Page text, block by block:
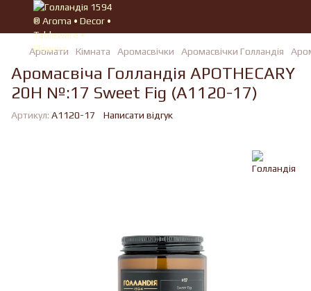
Аромати Кімната Аромасвічки Аромасвічки Голландія
Аромасвіча Голландiя APOTHECARY
20H №:17 Sweet Fig (A1120-17)
Артикул: A1120-17 Написати відгук